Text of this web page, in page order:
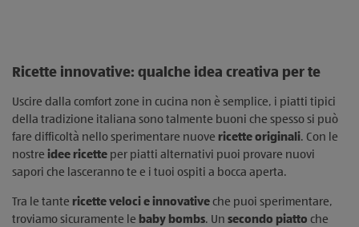
Ricette innovative: qualche idea creativa per te
Uscire dalla comfort zone in cucina non è semplice, i piatti tipici
della tradizione italiana sono talmente buoni che spesso si può
fare difficoltà nello sperimentare nuove ricette originali. Con le
nostre idee ricette per piatti alternativi puoi provare nuovi
sapori che lasceranno te e i tuoi ospiti a bocca aperta.
Tra le tante ricette veloci e innovative che puoi sperimentare,
troviamo sicuramente le baby bombs. Un secondo piatto che